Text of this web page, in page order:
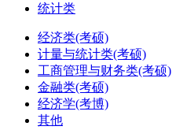
统计类
经济类(考硕)
计量与统计类(考硕)
工商管理与财务类(考硕)
金融类(考硕)
经济学(考博)
其他